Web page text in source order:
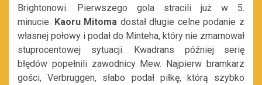
Brightonowi. Pierwszego gola stracili już w 5.
minucie. Kaoru Mitoma dostał długie celne podanie z
własnej połowy i podał do Minteha, który nie zmarnował
stuprocentowej sytuacji. Kwadrans później serię
błędów popełnili zawodnicy Mew. Najpierw bramkarz
gości, Verbruggen, słabo podał piłkę, którą szybko